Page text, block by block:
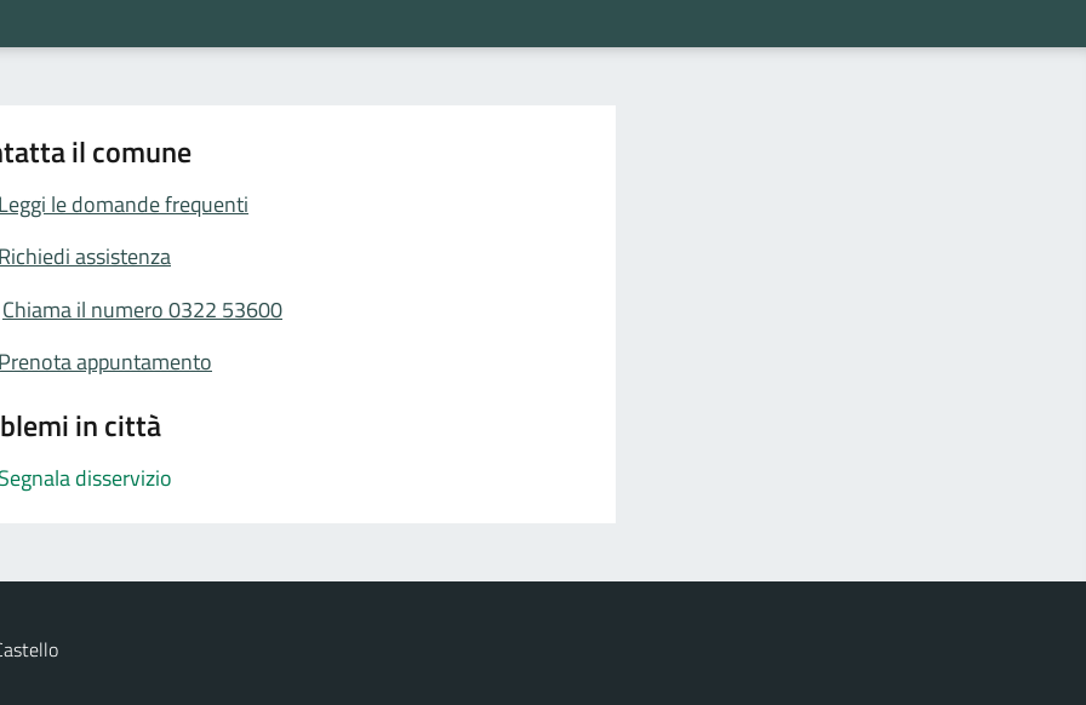
il comune
Leggi le domande frequenti
Richiedi assistenza
Chiama il numero 0322 53600
Prenota appuntamento
in città
Segnala disservizio